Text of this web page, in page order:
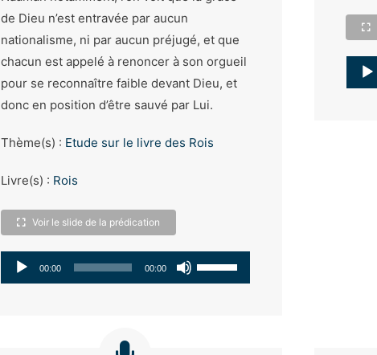
de Dieu n’est entravée par aucun
nationalisme, ni par aucun préjugé, et que
chacun est appelé à renoncer à son orgueil
pour se reconnaître faible devant Dieu, et
donc en position d’être sauvé par Lui.
Thème(s) : Etude sur le livre des Rois
Livre(s) : Rois
Voir le slide de la prédication
Lecteur
00:00 00:00
Utilisez